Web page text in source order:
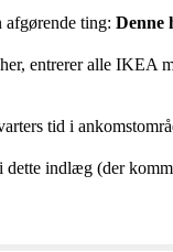
afgørende ting: Denne
entrerer alle IKEA
tid i
indlæg (der